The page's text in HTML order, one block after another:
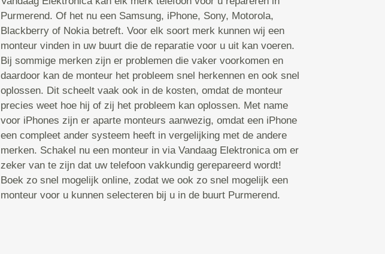
Purmerend. Of het nu een Samsung, iPhone, Sony, Motorola,
Blackberry of Nokia betreft. Voor elk soort merk kunnen wij een
monteur vinden in uw buurt die de reparatie voor u uit kan voeren.
Bij sommige merken zijn er problemen die vaker voorkomen en
daardoor kan de monteur het probleem snel herkennen en ook snel
oplossen. Dit scheelt vaak ook in de kosten, omdat de monteur
precies weet hoe hij of zij het probleem kan oplossen. Met name
voor iPhones zijn er aparte monteurs aanwezig, omdat een iPhone
een compleet ander systeem heeft in vergelijking met de andere
merken. Schakel nu een monteur in via Vandaag Elektronica om er
zeker van te zijn dat uw telefoon vakkundig gerepareerd wordt!
Boek zo snel mogelijk online, zodat we ook zo snel mogelijk een
monteur voor u kunnen selecteren bij u in de buurt Purmerend.